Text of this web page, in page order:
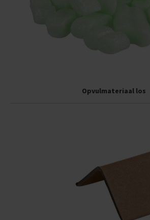
Opvulmateriaal los